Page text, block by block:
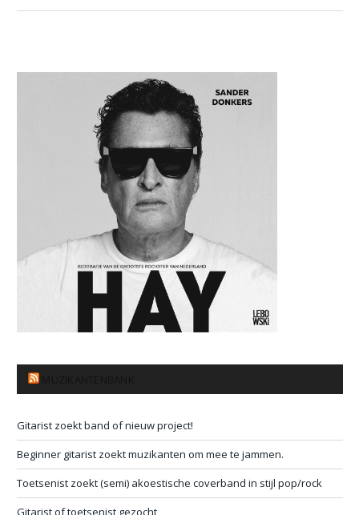
Gitarist zoekt band of nieuw project!
Beginner gitarist zoekt muzikanten om mee te jammen.
Toetsenist zoekt (semi) akoestische coverband in stijl pop/rock
Gitarist of toetsenist gezocht